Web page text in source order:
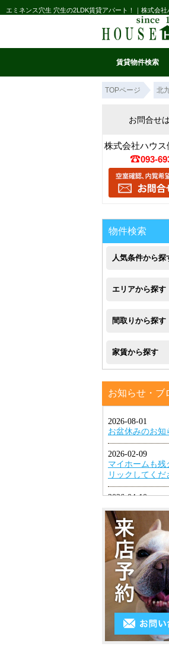
エミネンス穴生 穴生の2LDK賃貸アパート！｜株式会
賃貸物件検索
条件検索
お気に入り
閲覧履歴
マイ条件リスト
TOPページ 北
お問合せ
株式会社ハウ
093-
物件検索
人気条件から探
新
ロ
ー
リ
グ
エ
ア
コ
ン
シ
ス
ム
エリアから探す
八
西
幡
東
区
小
北
小
倉
南
区
間取りから探す
1R・
1K・
1DK・
2K・
2DK・
2LDK
3K・
3DK・
3LDK
4K
以
上
家賃から探す
４
万
円
以
下
４
円
５
万
５
お知らせ・ブ